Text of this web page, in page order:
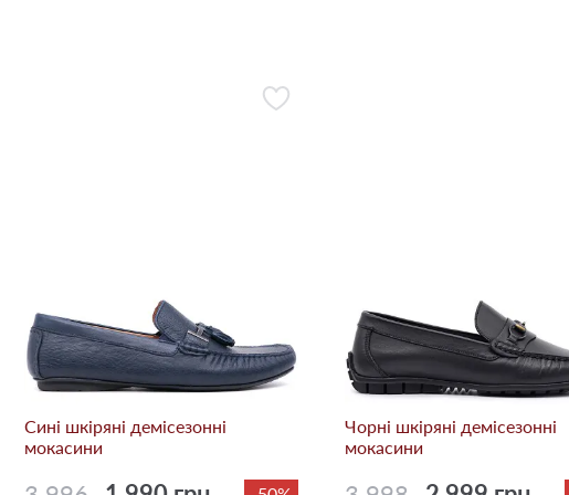
Сині шкіряні демісезонні
мокасини
Чорні шкіряні демісезонні
мокасини